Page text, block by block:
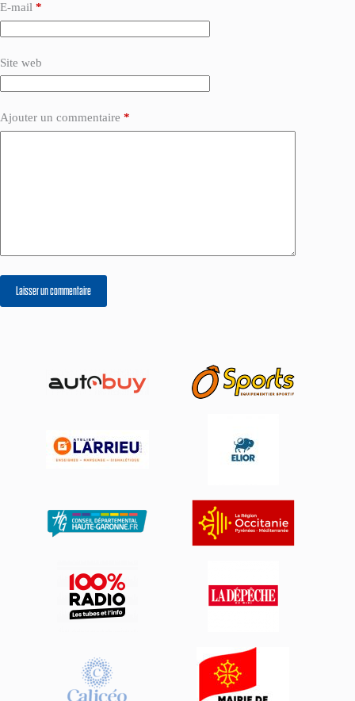
E-mail *
Site web
Ajouter un commentaire *
Laisser un commentaire